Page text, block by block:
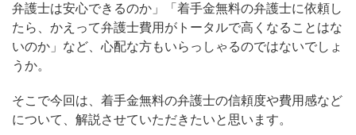
弁護士は安心できるのか」「着手金無料の弁護士に依頼し
たら、かえって弁護士費用がトータルで高くなることはな
いのか」など、心配な方もいらっしゃるのではないでしょ
うか。
そこで今回は、着手金無料の弁護士の信頼度や費用感など
について、解説させていただきたいと思います。